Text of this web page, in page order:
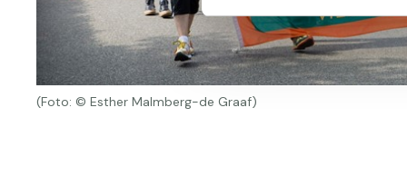
(Foto: © Esther Malmberg-de Graaf)